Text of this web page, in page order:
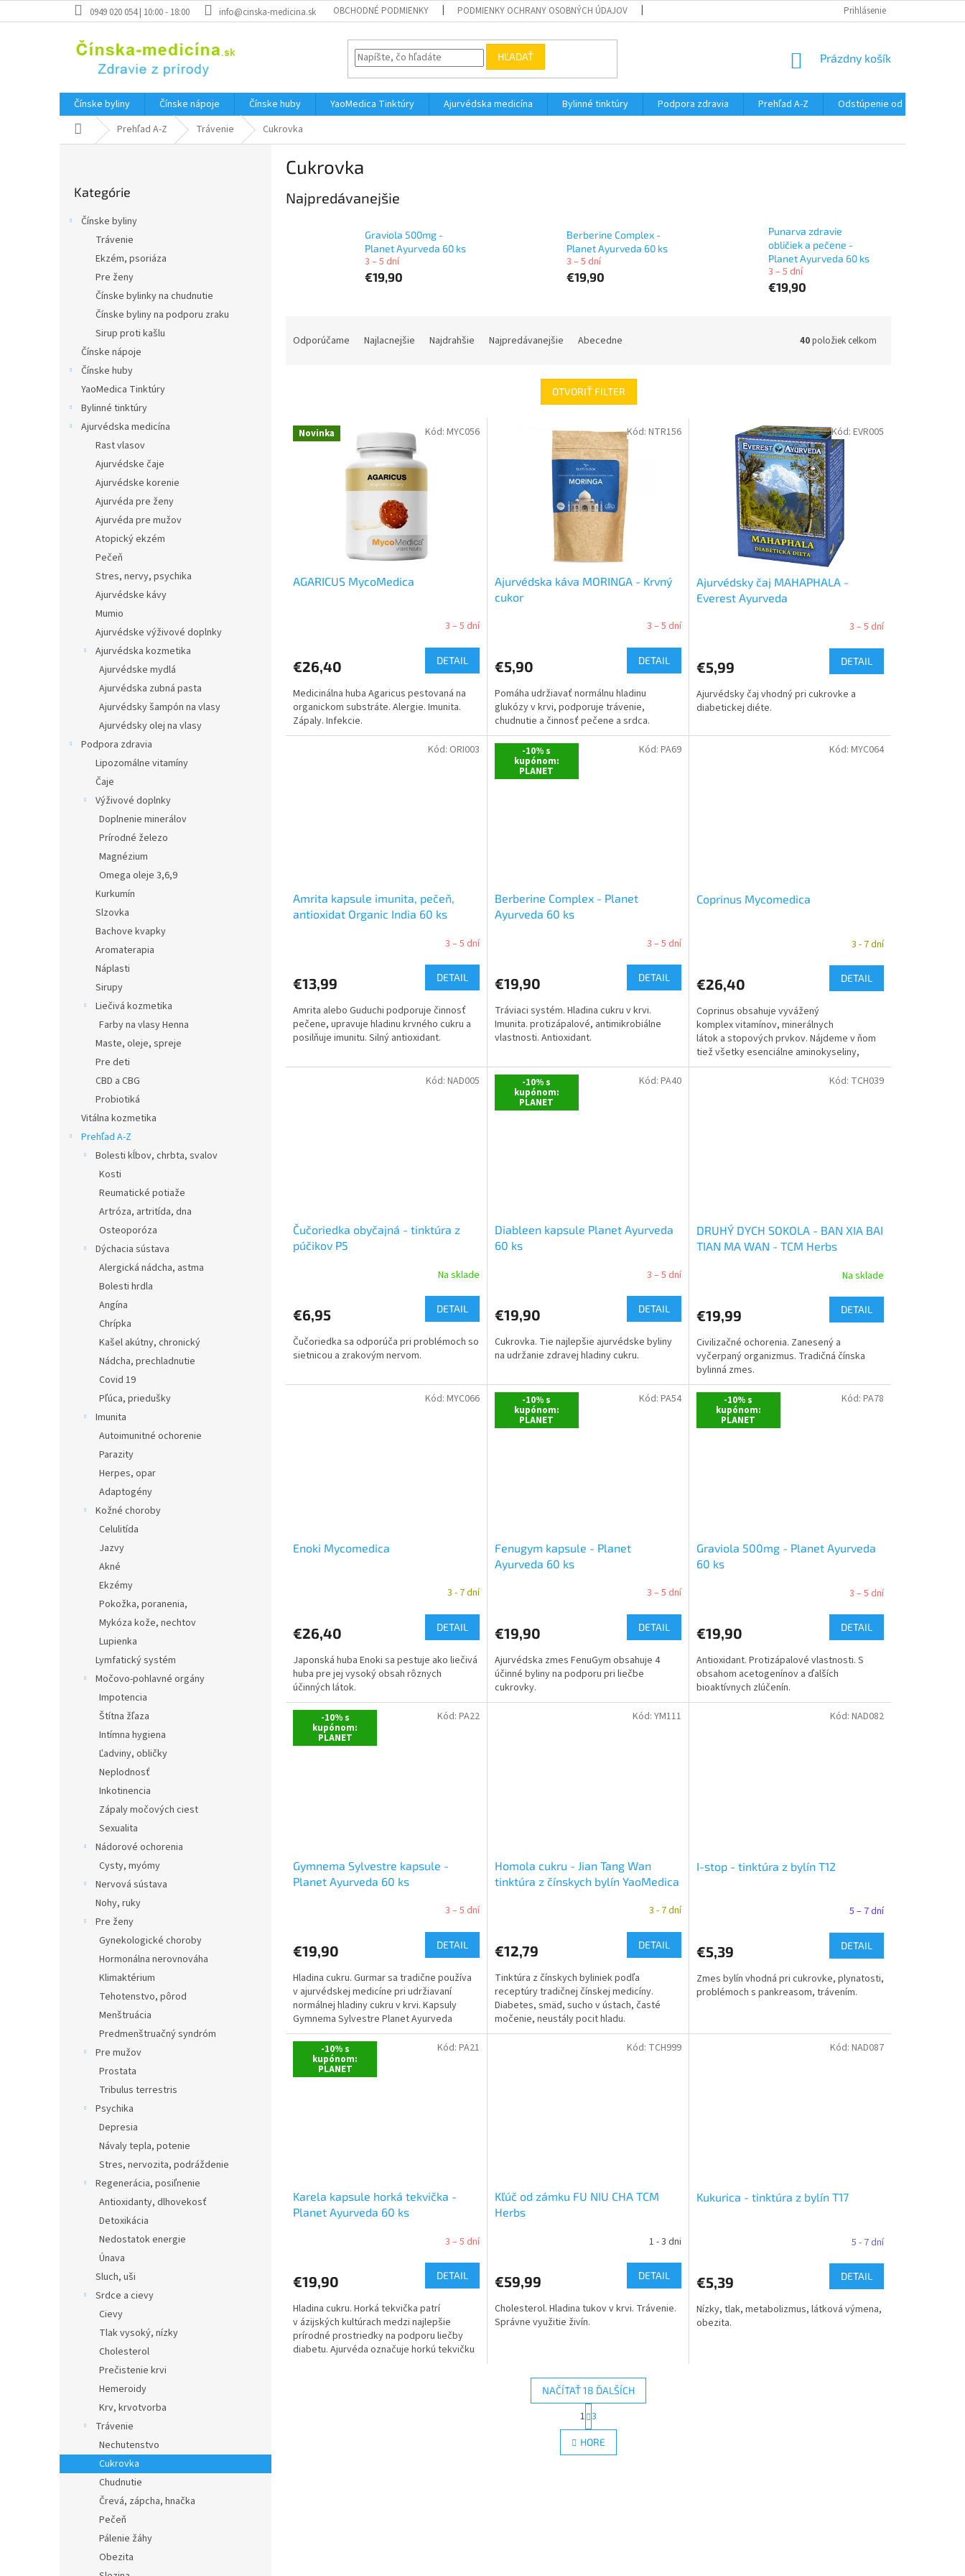
na
0949 020 054 | 10:00 - 18:00 info@cinska-medicina.sk OBCHODNÉ PODMIENKY PODMIENKY OCHRANY OSOBNÝCH ÚDAJOV VŠETKO O NÁKUPE
Prihlásenie
HĽADAŤ
NÁKUPNÝ
Prázdny košík
Čínske byliny Čínske nápoje Čínske huby YaoMedica Tinktúry Ajurvédska medicína Bylinné tinktúry Podpora zdravia Prehľad A-Z Odstúpenie od zmluvy
DomovPrehľad A-Z Trávenie Cukrovka
kategórie
Kategórie
Čínske byliny
Trávenie
Ekzém, psoriáza
Pre ženy
Čínske bylinky na chudnutie
Čínske byliny na podporu zraku
Sirup proti kašlu
Čínske nápoje
Čínske huby
YaoMedica Tinktúry
Bylinné tinktúry
Ajurvédska medicína
Rast vlasov
Ajurvédske čaje
Ajurvédske korenie
Ajurvéda pre ženy
Ajurvéda pre mužov
Atopický ekzém
Pečeň
Stres, nervy, psychika
Ajurvédske kávy
Mumio
Ajurvédske výživové doplnky
Ajurvédska kozmetika
Ajurvédske mydlá
Ajurvédska zubná pasta
Ajurvédsky šampón na vlasy
Ajurvédsky olej na vlasy
Podpora zdravia
Lipozomálne vitamíny
Čaje
Výživové doplnky
Doplnenie minerálov
Prírodné železo
Magnézium
Omega oleje 3,6,9
Kurkumín
Slzovka
Bachove kvapky
Aromaterapia
Náplasti
Sirupy
Liečivá kozmetika
Farby na vlasy Henna
Maste, oleje, spreje
Pre deti
CBD a CBG
Probiotiká
Vitálna kozmetika
Prehľad A-Z
Bolesti kĺbov, chrbta, svalov
Kosti
Reumatické potiaže
Artróza, artritída, dna
Osteoporóza
Dýchacia sústava
Alergická nádcha, astma
Bolesti hrdla
Angína
Chrípka
Kašel akútny, chronický
Nádcha, prechladnutie
Covid 19
Pľúca, priedušky
Imunita
Autoimunitné ochorenie
Parazity
Herpes, opar
Adaptogény
Kožné choroby
Celulitída
Jazvy
Akné
Ekzémy
Pokožka, poranenia,
Mykóza kože, nechtov
Lupienka
Lymfatický systém
Močovo-pohlavné orgány
Impotencia
Štítna žľaza
Intímna hygiena
Ľadviny, obličky
Neplodnosť
Inkotinencia
Zápaly močových ciest
Sexualita
Nádorové ochorenia
Cysty, myómy
Nervová sústava
Nohy, ruky
Pre ženy
Gynekologické choroby
Hormonálna nerovnováha
Klimaktérium
Tehotenstvo, pôrod
Menštruácia
Predmenštruačný syndróm
Pre mužov
Prostata
Tribulus terrestris
Psychika
Depresia
Návaly tepla, potenie
Stres, nervozita, podráždenie
Regenerácia, posiľnenie
Antioxidanty, dlhovekosť
Detoxikácia
Nedostatok energie
Únava
Sluch, uši
Srdce a cievy
Cievy
Tlak vysoký, nízky
Cholesterol
Prečistenie krvi
Hemeroidy
Krv, krvotvorba
Trávenie
Nechutenstvo
Cukrovka
Chudnutie
Črevá, zápcha, hnačka
Pečeň
Pálenie žáhy
Obezita
Cukrovka
Najpredávanejšie
Graviola 500mg -
Planet Ayurveda 60 ks
3 – 5 dní
€19,90
Berberine Complex -
Planet Ayurveda 60 ks
3 – 5 dní
€19,90
Punarva zdravie
obličiek a pečene -
Planet Ayurveda 60 ks
3 – 5 dní
€19,90
Odporúčame Najlacnejšie Najdrahšie Najpredávanejšie Abecedne 40položiek celkom
OTVORIŤ FILTER
V Novinka
AGARICUS MycoMedica
3 – 5 dní
€26,40 DETAIL
Medicinálna huba Agaricus pestovaná na
organickom substráte. Alergie. Imunita.
Zápaly. Infekcie.
Kód: MYC056
Ajurvédska káva MORINGA - Krvný
cukor
3 – 5 dní
€5,90 DETAIL
Pomáha udržiavať normálnu hladinu
glukózy v krvi, podporuje trávenie,
chudnutie a činnosť pečene a srdca.
Kód: NTR156
Ajurvédsky čaj MAHAPHALA -
Everest Ayurveda
3 – 5 dní
€5,99 DETAIL
Ajurvédsky čaj vhodný pri cukrovke a
diabetickej diéte.
Kód: EVR005
Amrita kapsule imunita, pečeň,
antioxidat Organic India 60 ks
3 – 5 dní
€13,99 DETAIL
Amrita alebo Guduchi podporuje činnosť
pečene, upravuje hladinu krvného cukru a
posilňuje imunitu. Silný antioxidant.
Kód: ORI003 -10% s
kupónom:
PLANET
Berberine Complex - Planet
Ayurveda 60 ks
3 – 5 dní
€19,90 DETAIL
Tráviaci systém. Hladina cukru v krvi.
Imunita. protizápalové, antimikrobiálne
vlastnosti. Antioxidant.
Kód: PA69
Coprinus Mycomedica
3 - 7 dní
€26,40 DETAIL
Coprinus obsahuje vyvážený
komplex vitamínov, minerálnych
látok a stopových prvkov. Nájdeme v ňom
tiež všetky esenciálne aminokyseliny,
ktoré človek potrebuje.
Kód: MYC064
Čučoriedka obyčajná - tinktúra z
púčikov P5
Na sklade
€6,95 DETAIL
Čučoriedka sa odporúča pri problémoch so
sietnicou a zrakovým nervom.
Kód: NAD005 -10% s
kupónom:
PLANET
Diableen kapsule Planet Ayurveda
60 ks
3 – 5 dní
€19,90 DETAIL
Cukrovka. Tie najlepšie ajurvédske byliny
na udržanie zdravej hladiny cukru.
Kód: PA40
DRUHÝ DYCH SOKOLA - BAN XIA BAI
TIAN MA WAN - TCM Herbs
Na sklade
€19,99 DETAIL
Civilizačné ochorenia. Zanesený a
vyčerpaný organizmus. Tradičná čínska
bylinná zmes.
Kód: TCH039
Enoki Mycomedica
3 - 7 dní
€26,40 DETAIL
Japonská huba Enoki sa pestuje ako liečivá
huba pre jej vysoký obsah rôznych
účinných látok.
Kód: MYC066 -10% s
kupónom:
PLANET
Fenugym kapsule - Planet
Ayurveda 60 ks
3 – 5 dní
€19,90 DETAIL
Ajurvédska zmes FenuGym obsahuje 4
účinné byliny na podporu pri liečbe
cukrovky.
Kód: PA54 -10% s
kupónom:
PLANET
Graviola 500mg - Planet Ayurveda
60 ks
3 – 5 dní
€19,90 DETAIL
Antioxidant. Protizápalové vlastnosti. S
obsahom acetogenínov a ďalších
bioaktívnych zlúčenín.
Kód: PA78
-10% s
kupónom:
PLANET
Gymnema Sylvestre kapsule -
Planet Ayurveda 60 ks
3 – 5 dní
€19,90 DETAIL
Hladina cukru. Gurmar sa tradične používa
v ajurvédskej medicíne pri udržiavaní
normálnej hladiny cukru v krvi. Kapsuly
Gymnema Sylvestre Planet Ayurveda
obsahujú...
Kód: PA22
Homola cukru - Jian Tang Wan
tinktúra z čínskych bylín YaoMedica
3 - 7 dní
€12,79 DETAIL
Tinktúra z čínskych byliniek podľa
receptúry tradičnej čínskej medicíny.
Diabetes, smäd, sucho v ústach, časté
močenie, neustály pocit hladu.
Kód: YM111
I-stop - tinktúra z bylín T12
5 – 7 dní
€5,39 DETAIL
Zmes bylín vhodná pri cukrovke, plynatosti,
problémoch s pankreasom, trávením.
Kód: NAD082
-10% s
kupónom:
PLANET
Karela kapsule horká tekvička -
Planet Ayurveda 60 ks
3 – 5 dní
€19,90 DETAIL
Hladina cukru. Horká tekvička patrí
v ázijských kultúrach medzi najlepšie
prírodné prostriedky na podporu liečby
diabetu. Ajurvéda označuje horkú tekvičku
Kód: PA21
Kľúč od zámku FU NIU CHA TCM
Herbs
1 - 3 dni
€59,99 DETAIL
Cholesterol. Hladina tukov v krvi. Trávenie.
Správne využitie živín.
Kód: TCH999
Kukurica - tinktúra z bylín T17
5 - 7 dní
€5,39 DETAIL
Nízky, tlak, metabolizmus, látková výmena,
obezita.
Kód: NAD087
O
v
l
NAČÍTAŤ 18 ĎALŠÍCH
t
r
á
n
1 3
HORE